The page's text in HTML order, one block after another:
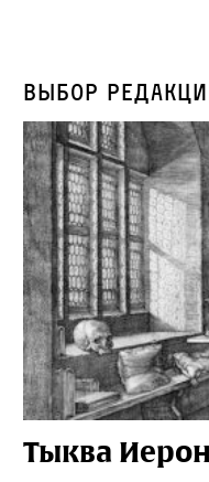
Выбор
Тыква